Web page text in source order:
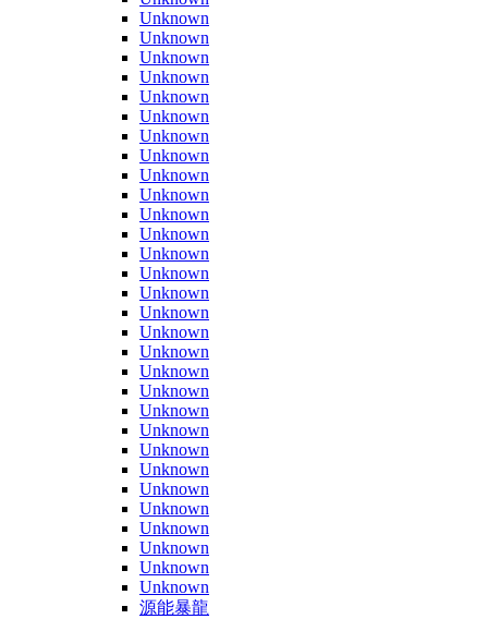
Unknown
Unknown
Unknown
Unknown
Unknown
Unknown
Unknown
Unknown
Unknown
Unknown
Unknown
Unknown
Unknown
Unknown
Unknown
Unknown
Unknown
Unknown
Unknown
Unknown
Unknown
Unknown
Unknown
Unknown
Unknown
Unknown
Unknown
Unknown
Unknown
Unknown
源能暴龍